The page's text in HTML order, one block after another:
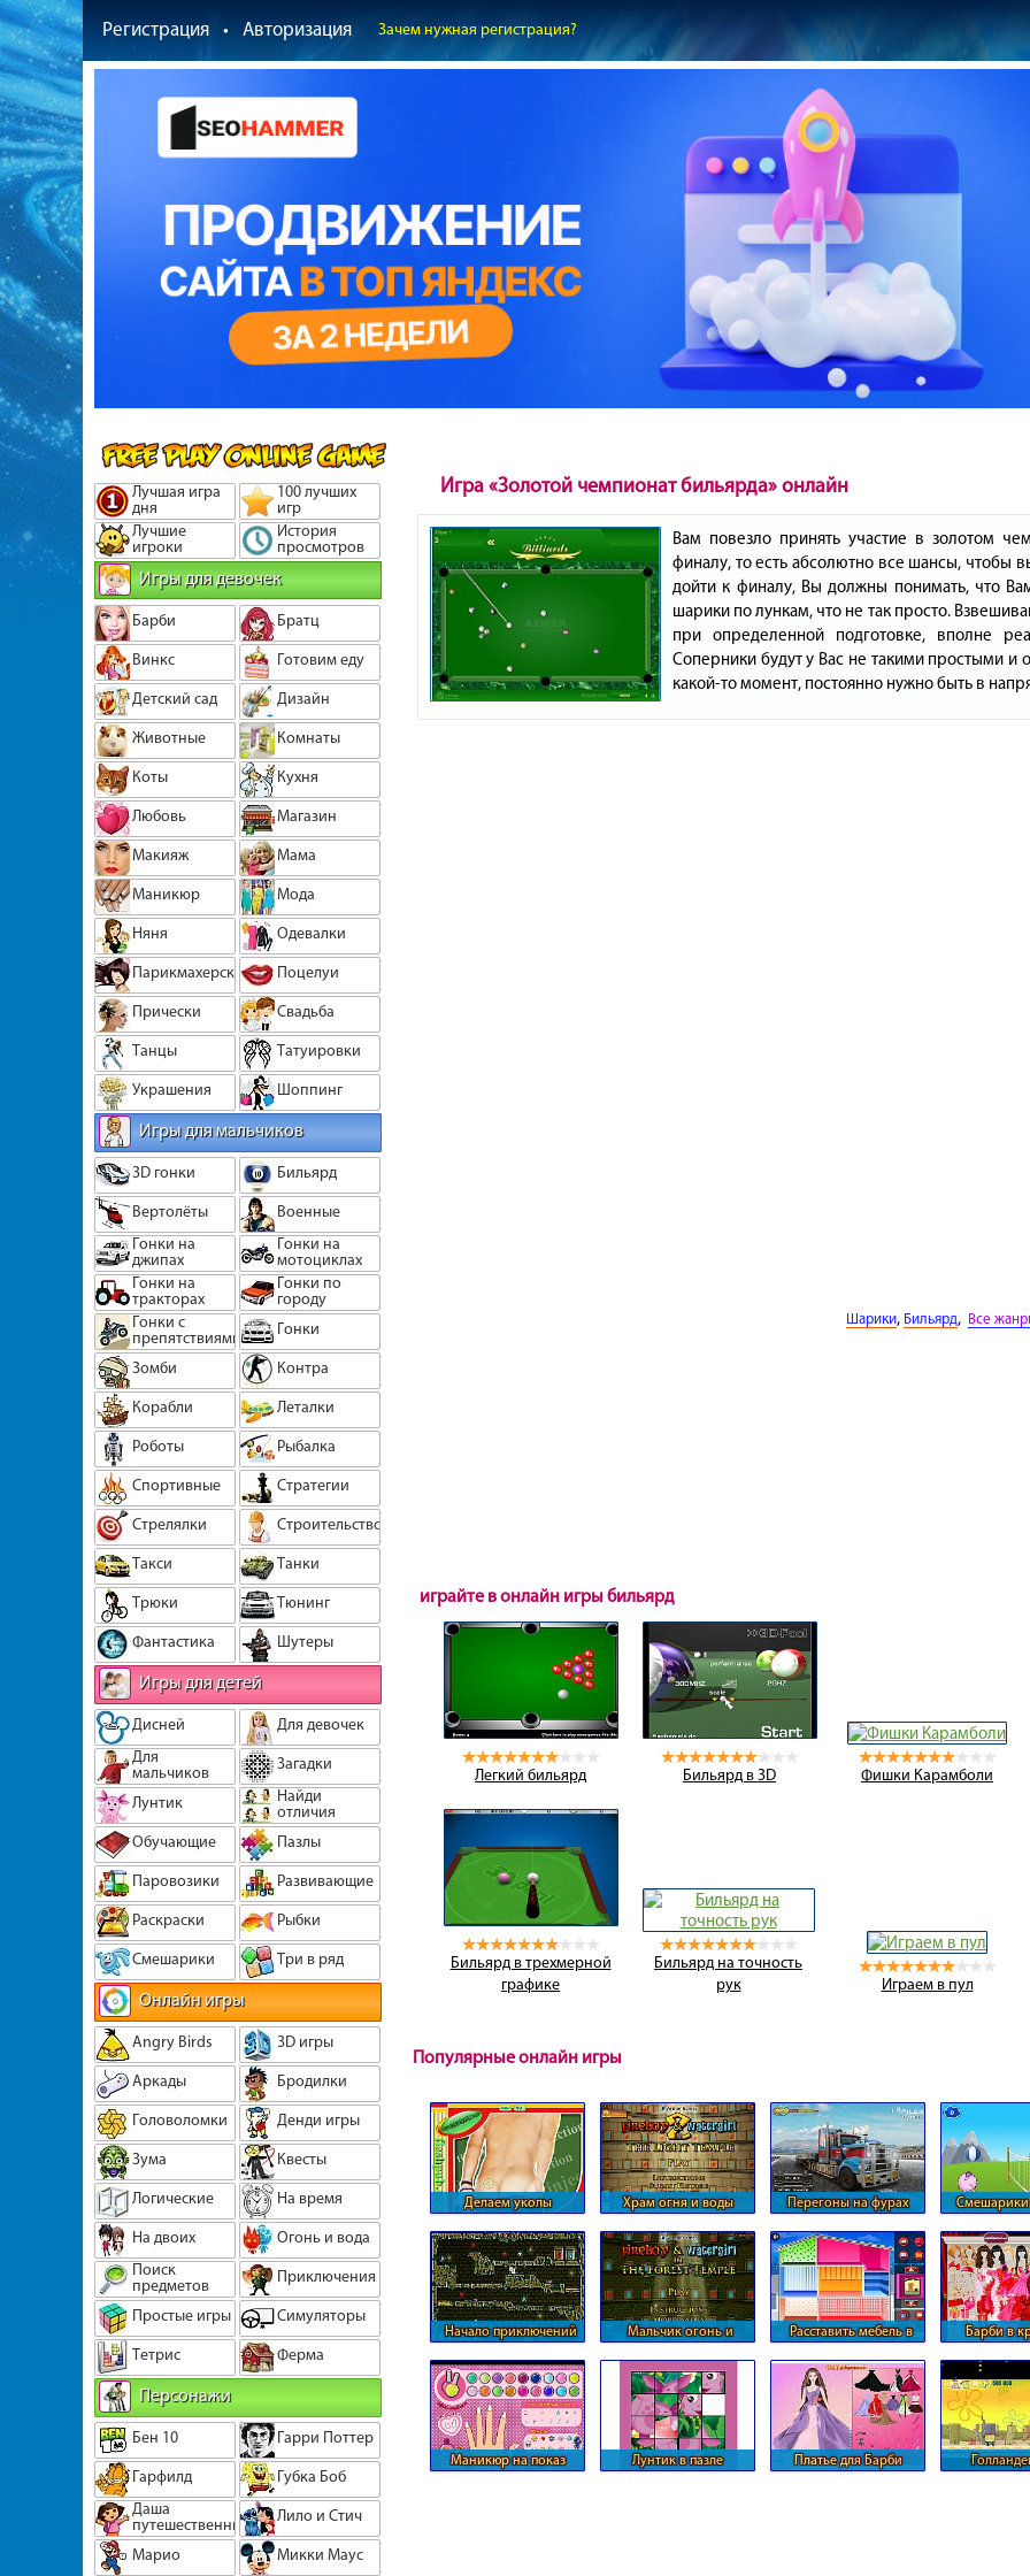
Регистрация • Авторизация Зачем нужная регистрация?
Лучшая игра
дня
100 лучших
игр
Лучшие
игроки
История
просмотров
Игры для девочек
Барби
Братц
Винкс
Готовим еду
Детский сад
Дизайн
Животные
Комнаты
Коты
Кухня
Любовь
Магазин
Макияж
Мама
Маникюр
Мода
Няня
Одевалки
Парикмахерская
Поцелуи
Прически
Свадьба
Танцы
Татуировки
Украшения
Шоппинг
Игры для мальчиков
3D гонки
Бильярд
Вертолёты
Военные
Гонки на
джипах
Гонки на
мотоциклах
Гонки на
тракторах
Гонки по
городу
Гонки с
препятствиями
Гонки
Зомби
Контра
Корабли
Леталки
Роботы
Рыбалка
Спортивные
Стратегии
Стрелялки
Строительство
Такси
Танки
Трюки
Тюнинг
Фантастика
Шутеры
Игры для детей
Дисней
Для девочек
Для
мальчиков
Загадки
Лунтик
Найди
отличия
Обучающие
Пазлы
Паровозики
Развивающие
Раскраски
Рыбки
Смешарики
Три в ряд
Онлайн игры
Angry Birds
3D игры
Аркады
Бродилки
Головоломки
Денди игры
Зума
Квесты
Логические
На время
На двоих
Огонь и вода
Поиск
предметов
Приключения
Простые игры
Симуляторы
Тетрис
Ферма
Персонажи
Бен 10
Гарри Поттер
Гарфилд
Губка Боб
Даша
путешественница
Лило и Стич
Марио
Микки Маус
Игра «Золотой чемпионат бильярда» онлайн
Вам повезло принять участие в золотом
финалу, то есть абсолютно все шансы, чтобы
дойти к финалу, Вы должны понимать, что
шарики по лункам, что не так просто.
при определенной подготовке, вполне
Соперники будут у Вас не такими простыми и
какой-то момент, постоянно нужно быть в
Шарики, Бильярд, Все
играйте в онлайн игры бильярд
Легкий бильярд Бильярд в 3D Фишки Карамболи
Бильярд в трехмерной
графике
Бильярд на точность
рук
Играем в пул
Популярные онлайн игры
Делаем уколы Храм огня и воды Перегоны на фурах
Смешарики
Начало приключений
Мальчик огонь и
Расставить мебель в
Барби в
Маникюр на показ Лунтик в пазле Платье для Барби